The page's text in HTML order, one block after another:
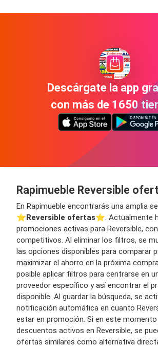
Descárgate la app
con más de 1650
Rapimueble Reversible
En Rapimueble encontrarás una amplia
⭐️Reversible ofertas⭐️. Actualmente
promociones activas para Reversible,
competitivos. Al eliminar los filtros, se
las opciones disponibles para comparar
maximizar el ahorro en la próxima
posible aplicar filtros para centrarse en
proveedor específico y así encontrar el
disponible. Al guardar la búsqueda, se
notificación automática en cuanto
estar en promoción. Si en este
descuentos activos en Reversible, se
ofertas similares como alternativa